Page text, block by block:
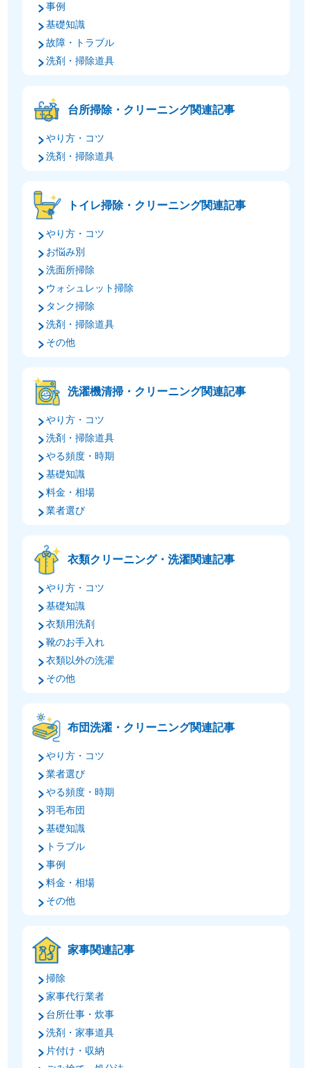
事例
基礎知識
故障・トラブル
洗剤・掃除道具
台所掃除・クリーニング関連記事
やり方・コツ
洗剤・掃除道具
トイレ掃除・クリーニング関連記事
やり方・コツ
お悩み別
洗面所掃除
ウォシュレット掃除
タンク掃除
洗剤・掃除道具
その他
洗濯機清掃・クリーニング関連記事
やり方・コツ
洗剤・掃除道具
やる頻度・時期
基礎知識
料金・相場
業者選び
衣類クリーニング・洗濯関連記事
やり方・コツ
基礎知識
衣類用洗剤
靴のお手入れ
衣類以外の洗濯
その他
布団洗濯・クリーニング関連記事
やり方・コツ
業者選び
やる頻度・時期
羽毛布団
基礎知識
トラブル
事例
料金・相場
その他
家事関連記事
掃除
家事代行業者
台所仕事・炊事
洗剤・家事道具
片付け・収納